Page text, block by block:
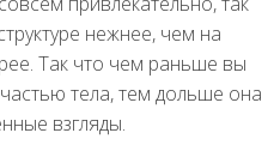
нежнее, чем на
Так что чем раньше вы
тела, тем дольше она
взгляды.